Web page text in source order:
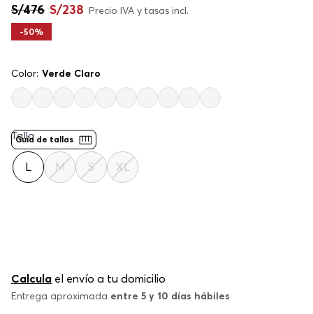
S/476 S/238 Precio IVA y tasas incl.
-50%
Color: Verde Claro
Guía de tallas
Talla
L M S XL
Calcula el envío a tu domicilio
Entrega aproximada entre 5 y 10 días hábiles